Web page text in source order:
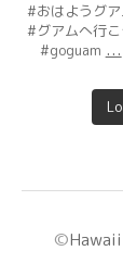
#おはようグア
#グアムへ行こ
#goguam ...
©